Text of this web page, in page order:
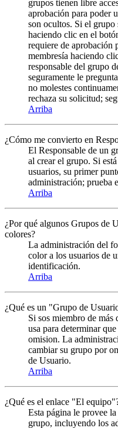
grupos tienen libre
aprobación para poder
son ocultos. Si el grupo
haciendo clic en el
requiere de aprobación
membresía haciendo
responsable del grupo
seguramente le
no molestes
rechaza su solicitud;
Arriba
¿Cómo me convierto en
El Responsable de un
al crear el grupo. Si
usuarios, su primer
administración; prueba
Arriba
¿Por qué algunos Grupos de
colores?
La administración del
color a los usuarios de
identificación.
Arriba
¿Qué es un "Grupo de
Si sos miembro de
usa para determinar
omision. La
cambiar su grupo por
de Usuario.
Arriba
¿Qué es el enlace "El
Esta página le provee
grupo, incluyendo los